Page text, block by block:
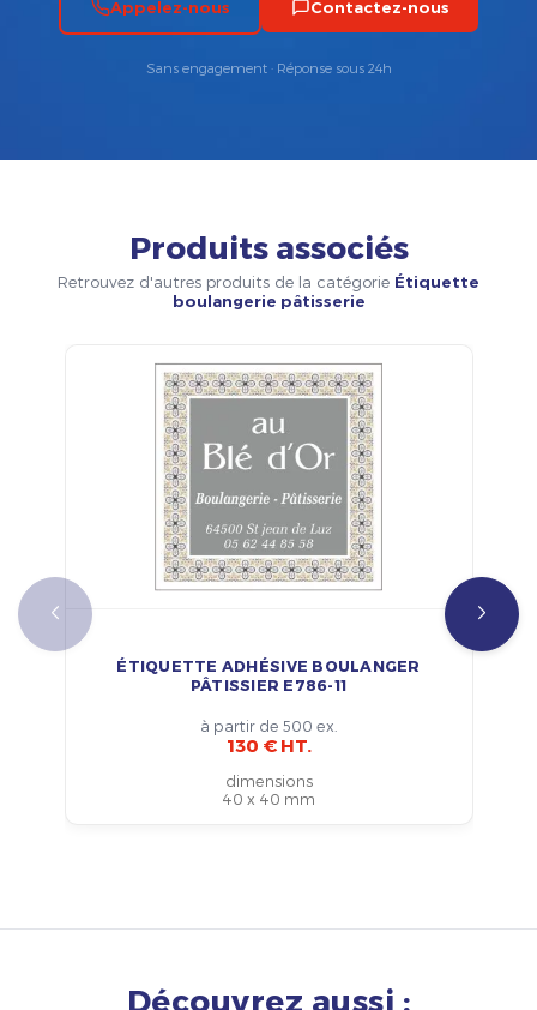
Appelez-nous Contactez-nous
Sans engagement · Réponse sous 24h
Produits associés
Retrouvez d'autres produits de la catégorie Étiquette
boulangerie pâtisserie
ÉTIQUETTE ADHÉSIVE BOULANGER
PÂTISSIER E786-11
à partir de 500 ex.
130 € HT.
dimensions
40 x 40 mm
Découvrez aussi :